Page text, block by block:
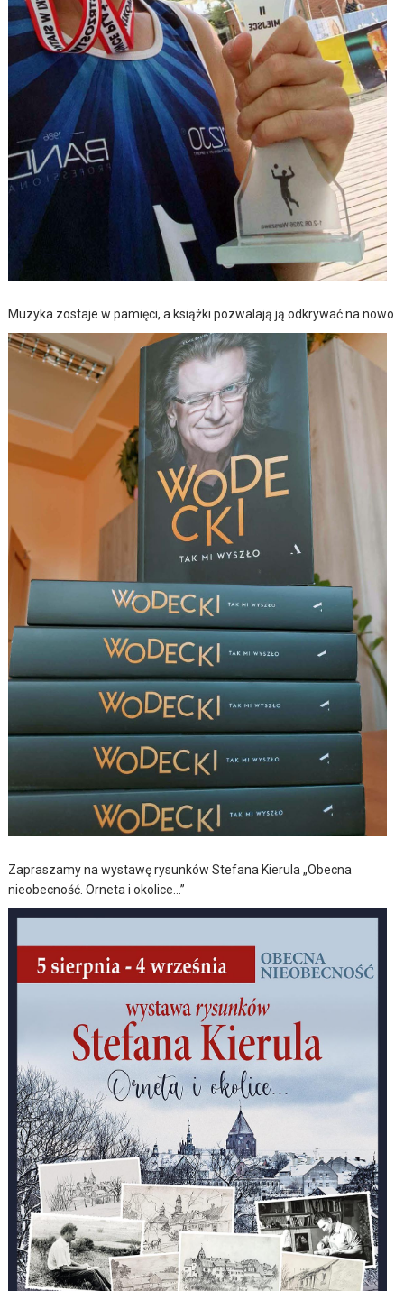
Muzyka zostaje w pamięci, a książki pozwalają ją odkrywać na nowo
Zapraszamy na wystawę rysunków Stefana Kierula „Obecna
nieobecność. Orneta i okolice…”